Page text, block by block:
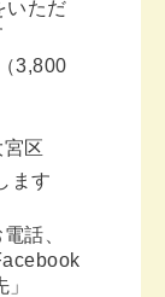
いただ
3,800
宮区
ます
話、
先」